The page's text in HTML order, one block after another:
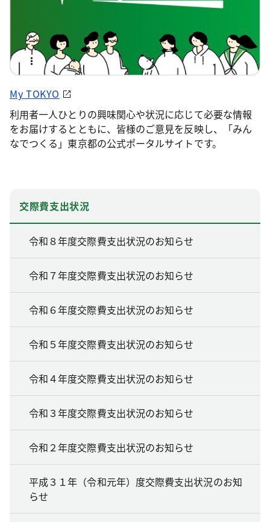
My TOKYO
利用者一人ひとりの興味関心や状況に応じて必要な情報
をお届けするとともに、皆様のご意見を反映し、「みん
なでつくる」東京都の公式ポータルサイトです。
交際費支出状況
令和８年度交際費支出状況のお知らせ
令和７年度交際費支出状況のお知らせ
令和６年度交際費支出状況のお知らせ
令和５年度交際費支出状況のお知らせ
令和４年度交際費支出状況のお知らせ
令和３年度交際費支出状況のお知らせ
令和２年度交際費支出状況のお知らせ
平成３１年（令和元年）度交際費支出状況のお知
らせ